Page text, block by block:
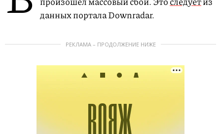
данных портала Downradar.
РЕКЛАМА – ПРОДОЛЖЕНИЕ НИЖЕ